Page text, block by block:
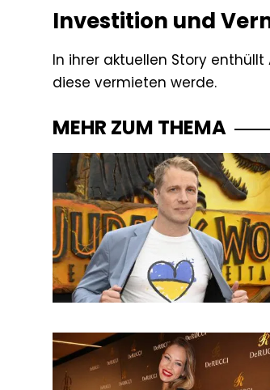
Investition und
In ihrer aktuellen Story
diese vermieten werde.
MEHR ZUM THEMA